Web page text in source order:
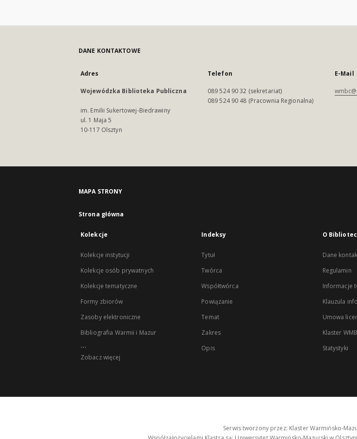
DANE KONTAKTOWE
Adres
Wojewódzka Biblioteka Publiczna
im. Emilii Sukertowej-Biedrawiny
ul. 1 Maja 5
10-117 Olsztyn
Telefon
089 524 90 32 (sekretariat)
089 524 90 48 (Pracownia Regionalna)
E-Mail
MAPA STRONY
Strona główna
Kolekcje
Kolekcje instytucji
Kolekcje osób prywatnych
Kolekcje tematyczne
Formy zbiorów
Zasoby elektroniczne
Bibliografia Warmii i Mazur
...
Zobacz więcej
Indeksy
Tytuł
Twórca
Współtwórca
Powiązanie
Temat
Zakres
Opis
O
Dane
Regulamin
Informacje
Klauzula
Umowa
Klaster
Statystyki
Serwis tworzony przez: Klaster Warmińsko-